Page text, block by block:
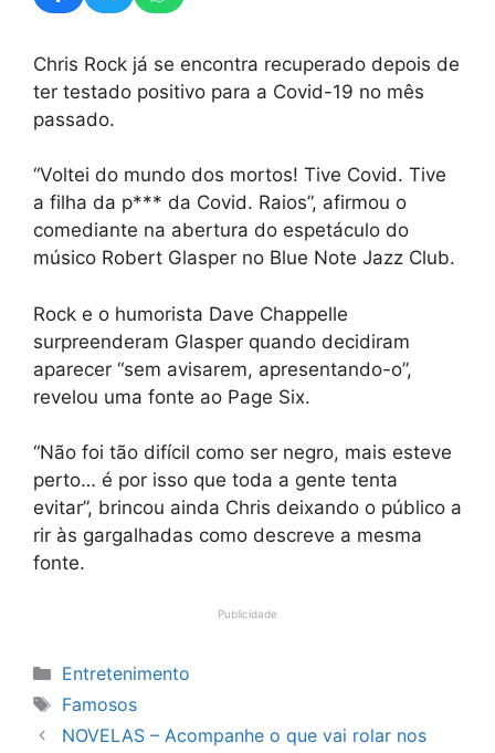
Chris Rock já se encontra recuperado depois de
ter testado positivo para a Covid-19 no mês
passado.
“Voltei do mundo dos mortos! Tive Covid. Tive
a filha da p*** da Covid. Raios”, afirmou o
comediante na abertura do espetáculo do
músico Robert Glasper no Blue Note Jazz Club.
Rock e o humorista Dave Chappelle
surpreenderam Glasper quando decidiram
aparecer “sem avisarem, apresentando-o”,
revelou uma fonte ao Page Six.
“Não foi tão difícil como ser negro, mais esteve
perto… é por isso que toda a gente tenta
evitar”, brincou ainda Chris deixando o público a
rir às gargalhadas como descreve a mesma
fonte.
Publicidade
Categorias
Entretenimento
Tags
Famosos
NOVELAS – Acompanhe o que vai rolar nos